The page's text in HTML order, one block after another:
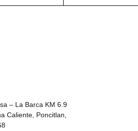
– La Barca KM 6.9
Caliente, Poncitlan,